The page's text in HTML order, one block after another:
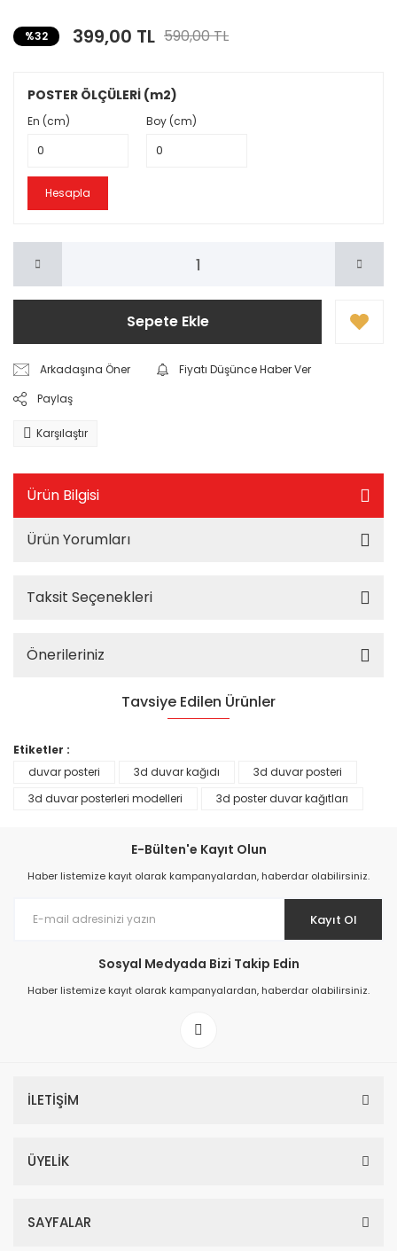
%32 399,00 TL 590,00 TL
POSTER ÖLÇÜLERİ (m2)
En (cm) Boy (cm)
Hesapla
Sepete Ekle
Arkadaşına Öner
Fiyatı Düşünce Haber Ver
Paylaş
Karşılaştır
Ürün Bilgisi
Ürün Yorumları
Taksit Seçenekleri
Önerileriniz
Tavsiye Edilen Ürünler
Etiketler :
duvar posteri
3d duvar kağıdı
3d duvar posteri
3d duvar posterleri modelleri
3d poster duvar kağıtları
E-Bülten'e Kayıt Olun
Haber listemize kayıt olarak kampanyalardan, haberdar olabilirsiniz.
Kayıt Ol
Sosyal Medyada Bizi Takip Edin
Haber listemize kayıt olarak kampanyalardan, haberdar olabilirsiniz.
İLETİŞİM
ÜYELİK
SAYFALAR